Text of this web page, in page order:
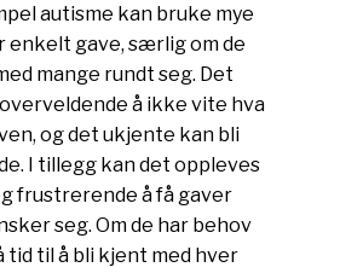
autisme kan bruke mye
enkelt gave, særlig om de
mange rundt seg. Det
å ikke vite hva
og det ukjente kan bli
I tillegg kan det oppleves
frustrerende å få gaver
seg. Om de har behov
tid til å bli kjent med hver